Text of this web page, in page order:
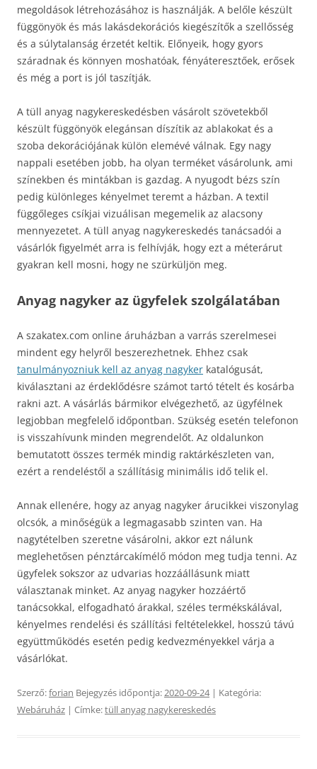
megoldások létrehozásához is használják. A belőle készült
függönyök és más lakásdekorációs kiegészítők a szellősség
és a súlytalanság érzetét keltik. Előnyeik, hogy gyors
száradnak és könnyen moshatóak, fényáteresztőek, erősek
és még a port is jól taszítják.
A tüll anyag nagykereskedésben vásárolt szövetekből
készült függönyök elegánsan díszítik az ablakokat és a
szoba dekorációjának külön elemévé válnak. Egy nagy
nappali esetében jobb, ha olyan terméket vásárolunk, ami
színekben és mintákban is gazdag. A nyugodt bézs szín
pedig különleges kényelmet teremt a házban. A textil
függőleges csíkjai vizuálisan megemelik az alacsony
mennyezetet. A tüll anyag nagykereskedés tanácsadói a
vásárlók figyelmét arra is felhívják, hogy ezt a méterárut
gyakran kell mosni, hogy ne szürküljön meg.
Anyag nagyker az ügyfelek szolgálatában
A szakatex.com online áruházban a varrás szerelmesei
mindent egy helyről beszerezhetnek. Ehhez csak
tanulmányozniuk kell az anyag nagyker katalógusát,
kiválasztani az érdeklődésre számot tartó tételt és kosárba
rakni azt. A vásárlás bármikor elvégezhető, az ügyfélnek
legjobban megfelelő időpontban. Szükség esetén telefonon
is visszahívunk minden megrendelőt. Az oldalunkon
bemutatott összes termék mindig raktárkészleten van,
ezért a rendeléstől a szállításig minimális idő telik el.
Annak ellenére, hogy az anyag nagyker árucikkei viszonylag
olcsók, a minőségük a legmagasabb szinten van. Ha
nagytételben szeretne vásárolni, akkor ezt nálunk
meglehetősen pénztárcakímélő módon meg tudja tenni. Az
ügyfelek sokszor az udvarias hozzáállásunk miatt
választanak minket. Az anyag nagyker hozzáértő
tanácsokkal, elfogadható árakkal, széles termékskálával,
kényelmes rendelési és szállítási feltételekkel, hosszú távú
együttműködés esetén pedig kedvezményekkel várja a
vásárlókat.
Szerző:forian Bejegyzés időpontja:2020-09-24| Kategória:
Webáruház | Címke:tüll anyag nagykereskedés